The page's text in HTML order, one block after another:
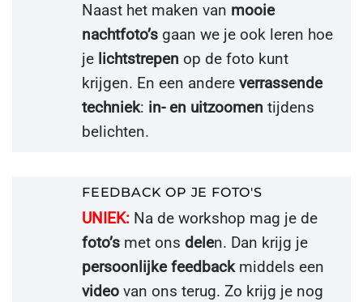
Naast het maken van mooie
nachtfoto’s gaan we je ook leren hoe
je lichtstrepen op de foto kunt
krijgen. En een andere verrassende
techniek: in- en uitzoomen tijdens
belichten.
FEEDBACK OP JE FOTO'S
UNIEK: Na de workshop mag je de
foto’s met ons delen. Dan krijg je
persoonlijke feedbackmiddels een
video van ons terug. Zo krijg je nog